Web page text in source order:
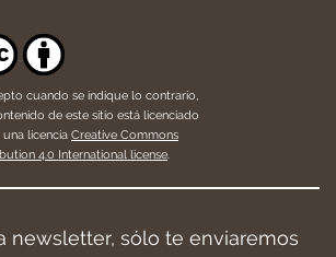
cuando se indique lo contrario,
de este sitio está licenciado
una licencia Creative Commons
4.0 International license.
newsletter, sólo te enviaremos